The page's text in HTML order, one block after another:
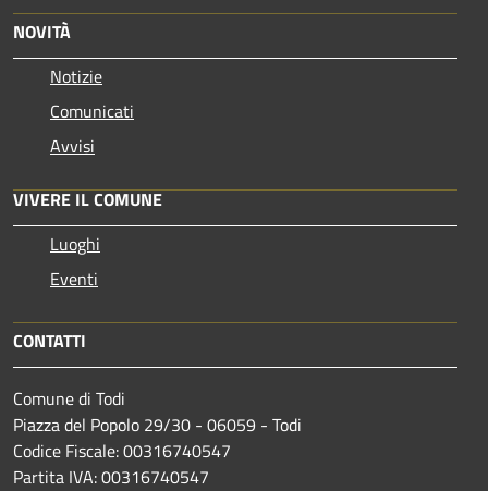
NOVITÀ
Notizie
Comunicati
Avvisi
VIVERE IL COMUNE
Luoghi
Eventi
CONTATTI
Comune di Todi
Piazza del Popolo 29/30 - 06059 - Todi
Codice Fiscale: 00316740547
Partita IVA: 00316740547